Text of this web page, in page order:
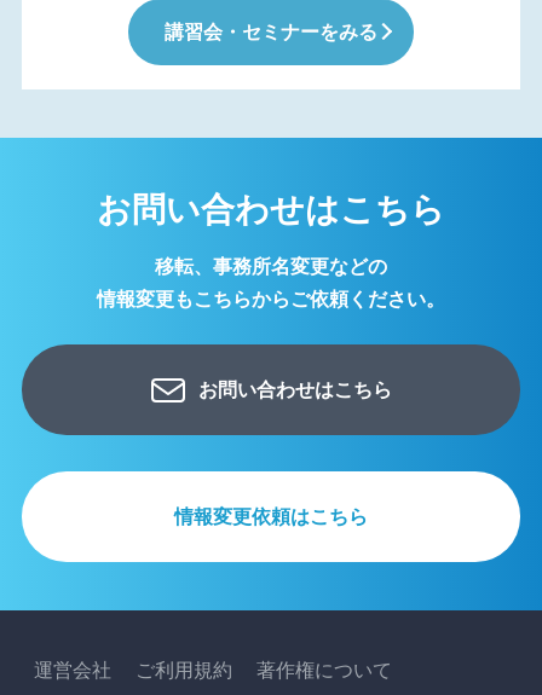
講習会・セミナーをみる
お問い合わせはこちら
移転、事務所名変更などの
情報変更もこちらからご依頼ください。
お問い合わせはこちら
情報変更依頼はこちら
運営会社 ご利用規約
著作権について